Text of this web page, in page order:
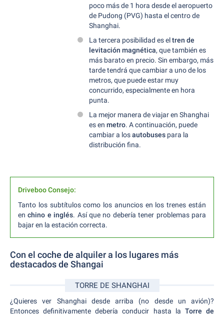
poco más de 1 hora desde el aeropuerto
de Pudong (PVG) hasta el centro de
Shanghai.
La tercera posibilidad es eltren de
levitación magnética, que también es
más barato en precio. Sin embargo, más
tarde tendrá que cambiar a uno de los
metros, que puede estar muy
concurrido, especialmente en hora
punta.
La mejor manera de viajar en Shanghai
es enmetro. A continuación, puede
cambiar a losautobuses para la
distribución fina.
Driveboo Consejo:
Tanto los subtítulos como los anuncios en los trenes están
enchino e inglés. Así que no debería tener problemas para
bajar en la estación correcta.
Con el coche de alquiler a los lugares más
destacados de Shangai
TORRE DE SHANGHAI
¿Quieres ver Shanghai desde arriba (no desde un avión)?
Entonces definitivamente debería conducir hasta la Torre de